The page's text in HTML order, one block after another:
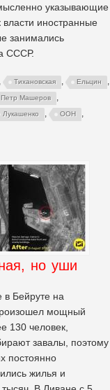
указывающие
власти иностранные
занимались
СССР.
, Тихановская , Ельцин ,
Петр Машеров ,
Лукашенко , ООН ,
но уши
в Бейруте на
мощный
130 человек,
завалы, поэтому
постоянно
жилья и